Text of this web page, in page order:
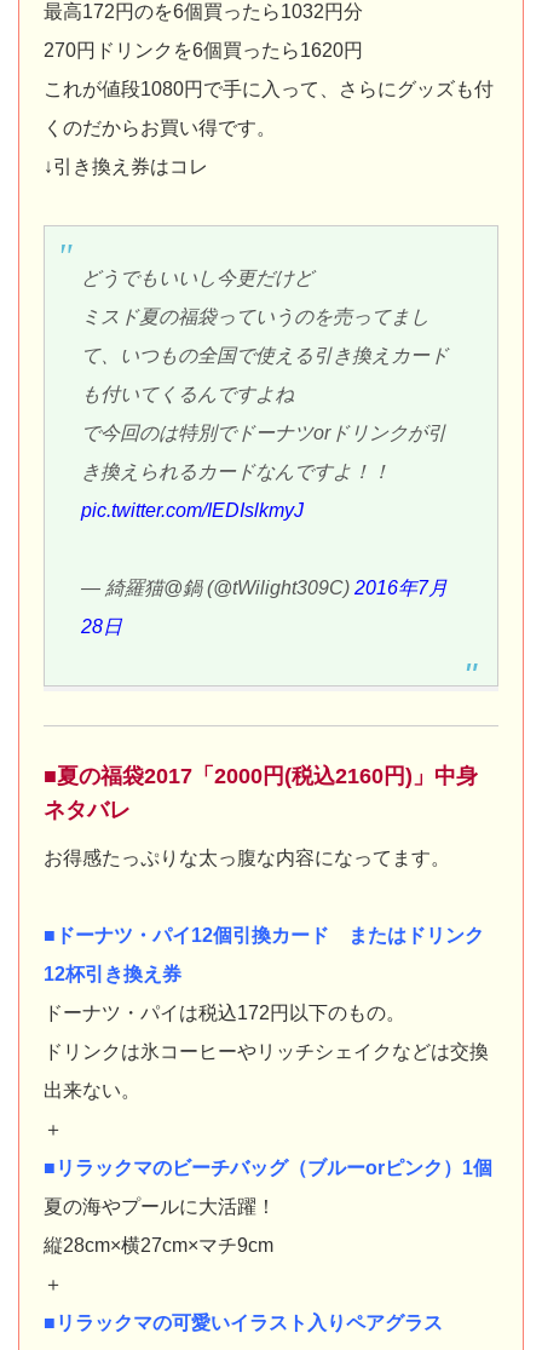
最高172円のを6個買ったら1032円分
270円ドリンクを6個買ったら1620円
これが値段1080円で手に入って、さらにグッズも付
くのだからお買い得です。
↓引き換え券はコレ
どうでもいいし今更だけど
ミスド夏の福袋っていうのを売ってまし
て、いつもの全国で使える引き換えカード
も付いてくるんですよね
で今回のは特別でドーナツorドリンクが引
き換えられるカードなんですよ！！
pic.twitter.com/IEDIslkmyJ
— 綺羅猫@鍋 (@tWilight309C) 2016年7月
28日
■夏の福袋2017「2000円(税込2160円)」中身
ネタバレ
お得感たっぷりな太っ腹な内容になってます。
■ドーナツ・パイ12個引換カード またはドリンク
12杯引き換え券
ドーナツ・パイは税込172円以下のもの。
ドリンクは氷コーヒーやリッチシェイクなどは交換
出来ない。
＋
■リラックマのビーチバッグ（ブルーorピンク）1個
夏の海やプールに大活躍！
縦28cm×横27cm×マチ9cm
＋
■リラックマの可愛いイラスト入りペアグラス